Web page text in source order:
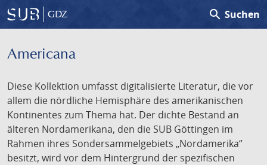
GDZ search Suchen
Americana
Diese Kollektion umfasst digitalisierte Literatur, die vor
allem die nördliche Hemisphäre des amerikanischen
Kontinentes zum Thema hat. Der dichte Bestand an
älteren Nordamerikana, den die SUB Göttingen im
Rahmen ihres Sondersammelgebiets „Nordamerika“
besitzt, wird vor dem Hintergrund der spezifischen